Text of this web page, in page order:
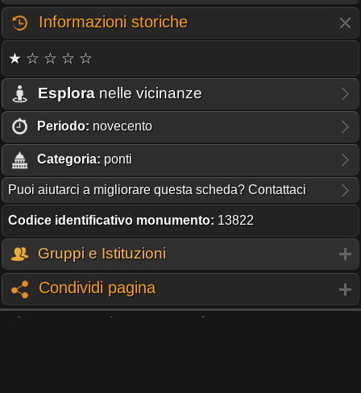
Informazioni storiche
★ ☆ ☆ ☆ ☆
Esplora nelle vicinanze
Periodo: novecento
Categoria: ponti
Puoi aiutarci a migliorare questa scheda? Contattaci
Codice identificativo monumento: 13822
Gruppi e Istituzioni
Condividi pagina